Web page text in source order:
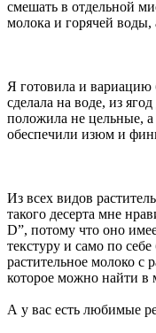
смешать в отдельной
молока и горячей воды,
Я готовила и вариацию
сделала на воде, из
положила не цельные,
обеспечили изюм и
Из всех видов
такого десерта мне
D”, потому что оно
текстуру и само по
растительное молоко с
которое можно найти в
А у вас есть любимые